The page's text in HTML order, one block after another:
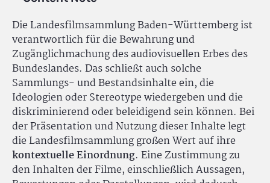
Die Landesfilmsammlung Baden-Württemberg ist
verantwortlich für die Bewahrung und
Zugänglichmachung des audiovisuellen Erbes des
Bundeslandes. Das schließt auch solche
Sammlungs- und Bestandsinhalte ein, die
Ideologien oder Stereotype wiedergeben und die
diskriminierend oder beleidigend sein können. Bei
der Präsentation und Nutzung dieser Inhalte legt
die Landesfilmsammlung großen Wert auf ihre
kontextuelle Einordnung. Eine Zustimmung zu
den Inhalten der Filme, einschließlich Aussagen,